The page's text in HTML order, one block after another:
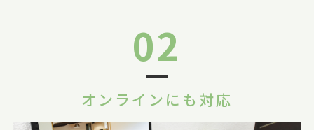
02
オンラインにも対応